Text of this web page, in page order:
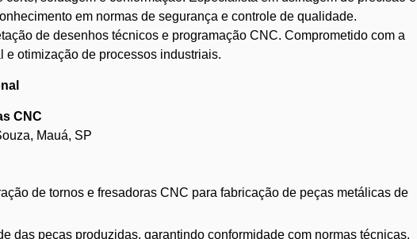
em normas de segurança e controle de qualidade.
de desenhos técnicos e programação CNC. Comprometido com a
e otimização de processos industriais.
CNC
Mauá, SP
de tornos e fresadoras CNC para fabricação de peças metálicas de
das peças produzidas, garantindo conformidade com normas técnicas.